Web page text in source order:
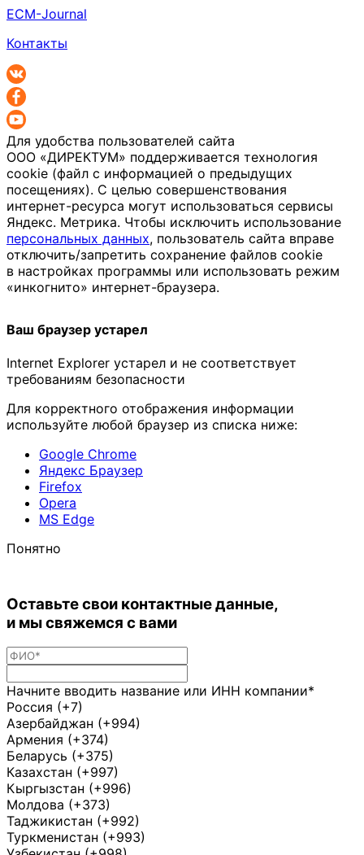
ECM-Journal
Контакты
Для удобства пользователей сайта
ООО «ДИРЕКТУМ» поддерживается технология
cookie (файл с информацией о предыдущих
посещениях). С целью совершенствования
интернет-ресурса могут использоваться сервисы
Яндекс. Метрика. Чтобы исключить использование
персональных данных, пользователь сайта вправе
отключить/запретить сохранение файлов cookie
в настройках программы или использовать режим
«инкогнито» интернет-браузера.
Ваш браузер устарел
Internet Explorer устарел и не соответствует
требованиям безопасности
Для корректного отображения информации
используйте любой браузер из списка ниже:
Google Chrome
Яндекс Браузер
Firefox
Opera
MS Edge
Понятно
Оставьте свои контактные данные,
и мы свяжемся с вами
Начните вводить название или ИНН компании*
Россия (+7)
Азербайджан (+994)
Армения (+374)
Беларусь (+375)
Казахстан (+997)
Кыргызстан (+996)
Молдова (+373)
Таджикистан (+992)
Туркменистан (+993)